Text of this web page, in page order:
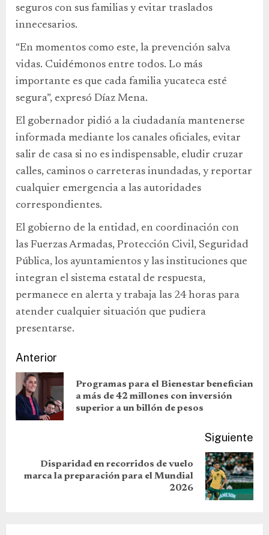
seguros con sus familias y evitar traslados
innecesarios.
“En momentos como este, la prevención salva
vidas. Cuidémonos entre todos. Lo más
importante es que cada familia yucateca esté
segura”, expresó Díaz Mena.
El gobernador pidió a la ciudadanía mantenerse
informada mediante los canales oficiales, evitar
salir de casa si no es indispensable, eludir cruzar
calles, caminos o carreteras inundadas, y reportar
cualquier emergencia a las autoridades
correspondientes.
El gobierno de la entidad, en coordinación con
las Fuerzas Armadas, Protección Civil, Seguridad
Pública, los ayuntamientos y las instituciones que
integran el sistema estatal de respuesta,
permanece en alerta y trabaja las 24 horas para
atender cualquier situación que pudiera
presentarse.
Anterior
Programas para el Bienestar benefician
a más de 42 millones con inversión
superior a un billón de pesos
Siguiente
Disparidad en recorridos de vuelo
marca la preparación para el Mundial
2026